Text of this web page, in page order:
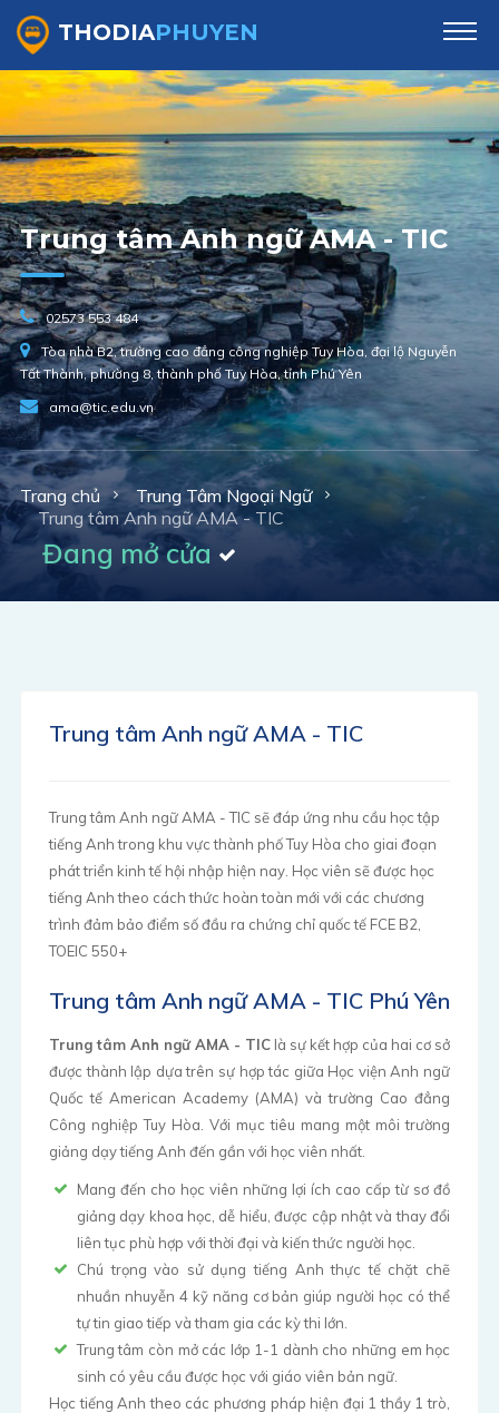
THODIAPHUYEN
Trung tâm Anh ngữ AMA - TIC
02573 553 484
Tòa nhà B2, trường cao đẳng công nghiệp Tuy Hòa, đại lộ Nguyễn
Tất Thành, phường 8, thành phố Tuy Hòa, tỉnh Phú Yên
ama@tic.edu.vn
Trang chủ
Trung Tâm Ngoại Ngữ
Trung tâm Anh ngữ AMA - TIC
Đang mở cửa
Trung tâm Anh ngữ AMA - TIC
Trung tâm Anh ngữ AMA - TIC sẽ đáp ứng nhu cầu học tập
tiếng Anh trong khu vực thành phố Tuy Hòa cho giai đoạn
phát triển kinh tế hội nhập hiện nay. Học viên sẽ được học
tiếng Anh theo cách thức hoàn toàn mới với các chương
trình đảm bảo điểm số đầu ra chứng chỉ quốc tế FCE B2,
TOEIC 550+
Trung tâm Anh ngữ AMA - TIC Phú Yên
Trung tâm Anh ngữ AMA - TIC là sự kết hợp của hai cơ sở
được thành lập dựa trên sự hợp tác giữa Học viện Anh ngữ
Quốc tế American Academy (AMA) và trường Cao đẳng
Công nghiệp Tuy Hòa. Với mục tiêu mang một môi trường
giảng dạy tiếng Anh đến gần với học viên nhất.
Mang đến cho học viên những lợi ích cao cấp từ sơ đồ
giảng dạy khoa học, dễ hiểu, được cập nhật và thay đổi
liên tục phù hợp với thời đại và kiến thức người học.
Chú trọng vào sử dụng tiếng Anh thực tế chặt chẽ
nhuần nhuyễn 4 kỹ năng cơ bản giúp người học có thể
tự tin giao tiếp và tham gia các kỳ thi lớn.
Trung tâm còn mở các lớp 1-1 dành cho những em học
sinh có yêu cầu được học với giáo viên bản ngữ.
Học tiếng Anh theo các phương pháp hiện đại 1 thầy 1 trò,